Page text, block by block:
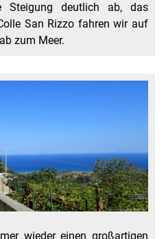
Steigung deutlich ab, das
San Rizzo fahren wir auf
zum Meer.
wieder einen großartigen